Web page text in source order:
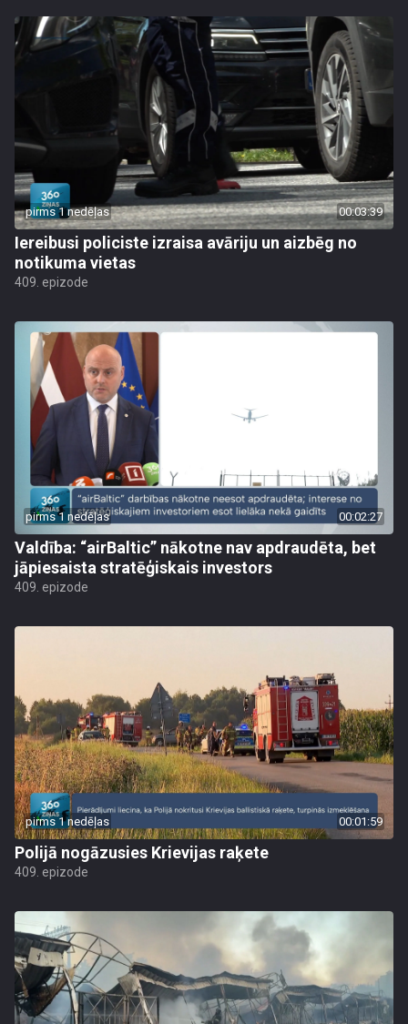
pirms 1 nedēļas 00:03:39
Iereibusi policiste izraisa avāriju un aizbēg no
notikuma vietas
409. epizode
pirms 1 nedēļas 00:02:27
Valdība: “airBaltic” nākotne nav apdraudēta, bet
jāpiesaista stratēģiskais investors
409. epizode
pirms 1 nedēļas 00:01:59
Polijā nogāzusies Krievijas raķete
409. epizode